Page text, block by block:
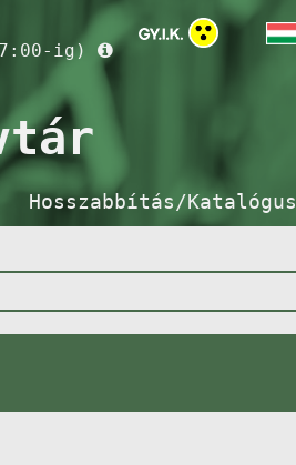
ig)
Hosszabbítás/Katalógus